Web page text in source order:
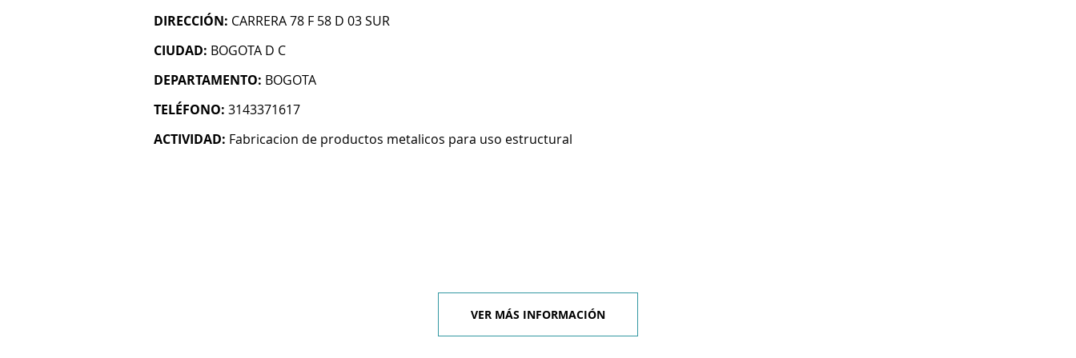
DIRECCIÓN: CARRERA 78 F 58 D 03 SUR
CIUDAD: BOGOTA D C
DEPARTAMENTO: BOGOTA
TELÉFONO: 3143371617
ACTIVIDAD: Fabricacion de productos metalicos para uso estructural
VER MÁS INFORMACIÓN